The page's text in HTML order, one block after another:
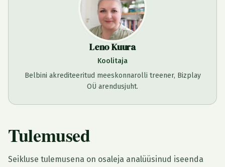
Leno Kuura
Koolitaja
Belbini akrediteeritud meeskonnarolli treener, Bizplay
OÜ arendusjuht.
Tulemused
Seikluse tulemusena on osaleja analüüsinud iseenda